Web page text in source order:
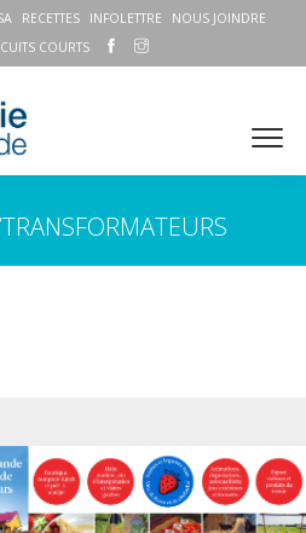
RECETTES INFOLETTRE
NOUS JOINDRE
COURTS